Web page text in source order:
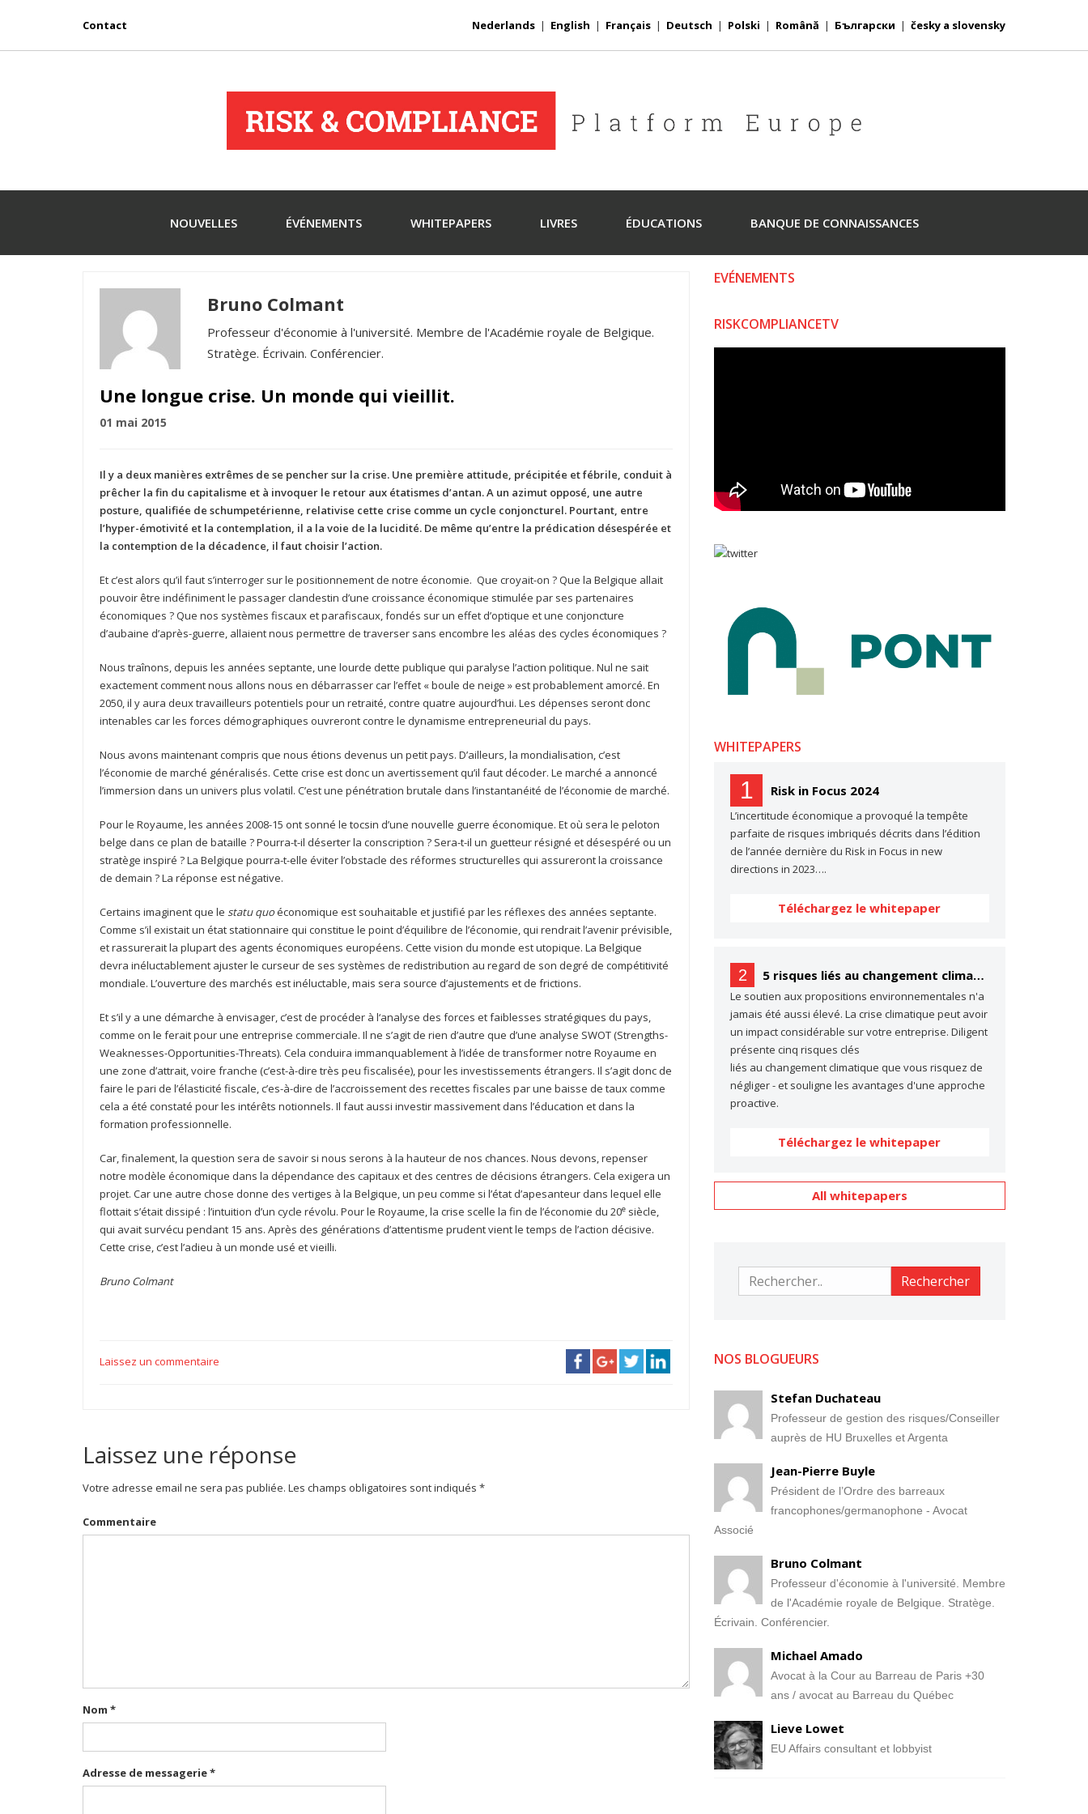
Contact Nederlands | English | Français | Deutsch | Polski | Română | Български | česky a slovensky
NOUVELLES ÉVÉNEMENTS WHITEPAPERS LIVRES ÉDUCATIONS BANQUE DE CONNAISSANCES
Bruno Colmant
Professeur d'économie à l'université. Membre de l'Académie royale de Belgique.
Stratège. Écrivain. Conférencier.
Une longue crise. Un monde qui vieillit.
01 mai 2015
Il y a deux manières extrêmes de se pencher sur la crise. Une première attitude, précipitée et fébrile, conduit à
prêcher la fin du capitalisme et à invoquer le retour aux étatismes d’antan. A un azimut opposé, une autre
posture, qualifiée de schumpetérienne, relativise cette crise comme un cycle conjoncturel. Pourtant, entre
l’hyper-émotivité et la contemplation, il a la voie de la lucidité. De même qu’entre la prédication désespérée et
la contemption de la décadence, il faut choisir l’action.
Et c’est alors qu’il faut s’interroger sur le positionnement de notre économie. Que croyait-on ? Que la Belgique allait
pouvoir être indéfiniment le passager clandestin d’une croissance économique stimulée par ses partenaires
économiques ? Que nos systèmes fiscaux et parafiscaux, fondés sur un effet d’optique et une conjoncture
d’aubaine d’après-guerre, allaient nous permettre de traverser sans encombre les aléas des cycles économiques ?
Nous traînons, depuis les années septante, une lourde dette publique qui paralyse l’action politique. Nul ne sait
exactement comment nous allons nous en débarrasser car l’effet « boule de neige » est probablement amorcé. En
2050, il y aura deux travailleurs potentiels pour un retraité, contre quatre aujourd’hui. Les dépenses seront donc
intenables car les forces démographiques ouvreront contre le dynamisme entrepreneurial du pays.
Nous avons maintenant compris que nous étions devenus un petit pays. D’ailleurs, la mondialisation, c’est
l’économie de marché généralisés. Cette crise est donc un avertissement qu’il faut décoder. Le marché a annoncé
l’immersion dans un univers plus volatil. C’est une pénétration brutale dans l’instantanéité de l’économie de marché.
Pour le Royaume, les années 2008-15 ont sonné le tocsin d’une nouvelle guerre économique. Et où sera le peloton
belge dans ce plan de bataille ? Pourra-t-il déserter la conscription ? Sera-t-il un guetteur résigné et désespéré ou un
stratège inspiré ? La Belgique pourra-t-elle éviter l’obstacle des réformes structurelles qui assureront la croissance
de demain ? La réponse est négative.
Certains imaginent que le statu quoéconomique est souhaitable et justifié par les réflexes des années septante.
Comme s’il existait un état stationnaire qui constitue le point d’équilibre de l’économie, qui rendrait l’avenir prévisible,
et rassurerait la plupart des agents économiques européens. Cette vision du monde est utopique. La Belgique
devra inéluctablement ajuster le curseur de ses systèmes de redistribution au regard de son degré de compétitivité
mondiale. L’ouverture des marchés est inéluctable, mais sera source d’ajustements et de frictions.
Et s’il y a une démarche à envisager, c’est de procéder à l‘analyse des forces et faiblesses stratégiques du pays,
comme on le ferait pour une entreprise commerciale. Il ne s’agit de rien d’autre que d’une analyse SWOT (Strengths-
Weaknesses-Opportunities-Threats). Cela conduira immanquablement à l’idée de transformer notre Royaume en
une zone d’attrait, voire franche (c’est-à-dire très peu fiscalisée), pour les investissements étrangers. Il s’agit donc de
faire le pari de l’élasticité fiscale, c’es-à-dire de l’accroissement des recettes fiscales par une baisse de taux comme
cela a été constaté pour les intérêts notionnels. Il faut aussi investir massivement dans l’éducation et dans la
formation professionnelle.
Car, finalement, la question sera de savoir si nous serons à la hauteur de nos chances. Nous devons, repenser
notre modèle économique dans la dépendance des capitaux et des centres de décisions étrangers. Cela exigera un
projet. Car une autre chose donne des vertiges à la Belgique, un peu comme si l’état d’apesanteur dans lequel elle
flottait s’était dissipé : l’intuition d’un cycle révolu. Pour le Royaume, la crise scelle la fin de l’économie du 20e siècle,
qui avait survécu pendant 15 ans. Après des générations d’attentisme prudent vient le temps de l’action décisive.
Cette crise, c’est l’adieu à un monde usé et vieilli.
Bruno Colmant
Laissez un commentaire
Laissez une réponse
Votre adresse email ne sera pas publiée. Les champs obligatoires sont indiqués *
Commentaire
Nom *
Adresse de messagerie*
EVÉNEMENTS
RISKCOMPLIANCETV
WHITEPAPERS
1 Risk in Focus 2024
L’incertitude économique a provoqué la tempête
parfaite de risques imbriqués décrits dans l’édition
de l’année dernière du Risk in Focus in new
directions in 2023….
Téléchargez le whitepaper
2 5 risques liés au changement climatique dont vous ne parlez probablement pas… (mais dont vous devriez parler)
Le soutien aux propositions environnementales n'a
jamais été aussi élevé. La crise climatique peut avoir
un impact considérable sur votre entreprise. Diligent
présente cinq risques clés
liés au changement climatique que vous risquez de
négliger - et souligne les avantages d'une approche
proactive.
Téléchargez le whitepaper
All whitepapers
Rechercher Rechercher
NOS BLOGUEURS
Stefan Duchateau
Professeur de gestion des risques/Conseiller
auprès de HU Bruxelles et Argenta
Jean-Pierre Buyle
Président de l’Ordre des barreaux
francophones/germanophone - Avocat
Associé
Bruno Colmant
Professeur d'économie à l'université. Membre
de l'Académie royale de Belgique. Stratège.
Écrivain. Conférencier.
Michael Amado
Avocat à la Cour au Barreau de Paris +30
ans / avocat au Barreau du Québec
Lieve Lowet
EU Affairs consultant et lobbyist